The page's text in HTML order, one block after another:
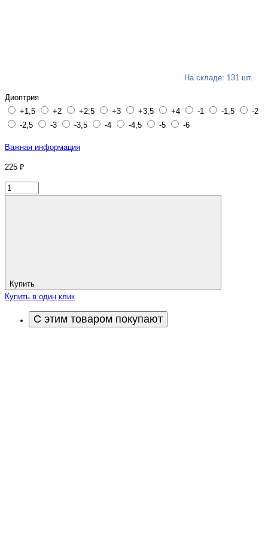
На складе: 131 шт.
Диоптрия
+1,5
+2 +2,5 +3 +3,5 +4 -1 -1,5
-2
-2,5
-3 -3,5 -4 -4,5 -5 -6
Важная информация
225 ₽
Купить
Купить в один клик
С этим товаром покупают